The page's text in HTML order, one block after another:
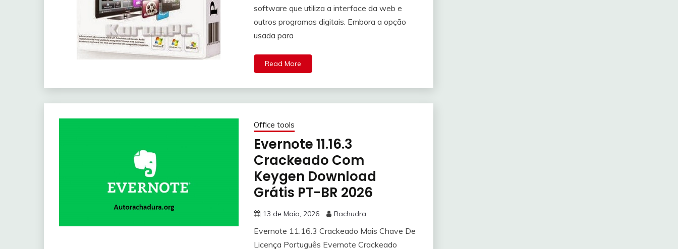
software que utiliza a interface da web e
outros programas digitais. Embora a opção
usada para
Read More
Office tools
Evernote 11.16.3
Crackeado Com
Keygen Download
Grátis PT-BR 2026
13 de Maio, 2026 Rachudra
Evernote 11.16.3 Crackeado Mais Chave De
Licença Português Evernote Crackeado